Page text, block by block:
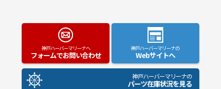
神戸ハーバーマリーナへ
フォームでお問い合わせ
神戸ハーバーマリーナの
Webサイトへ
神戸ハーバーマリーナの
パーツ在庫状況を見る